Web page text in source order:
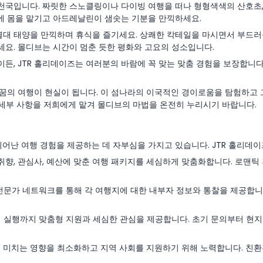
입니다. 짜릿한 스노클링이나 다이빙 여행을 떠나 형형색색의 산호
몸을 맡기고 아드레날린이 샘솟는 기분을 만끽하세요.
태양을 만끽하며 휴식을 즐기세요. 상쾌한 칵테일을 마시면서 부드
. 몰디브는 시간이 멈춘 듯한 평화와 고요의 성소입니다.
, JTR 홀리데이즈는 여러분의 바람에 꼭 맞는 맞춤 경험을 보장합
의 여행이 현실이 됩니다. 이 섬나라의 이국적인 경이로움을 탐험하
사항을 저희에게 맡겨 몰디브의 마법을 온전히 누리시기 바랍니다.
난 여행 경험을 제공하는 데 자부심을 가지고 있습니다. JTR 홀리데
, 관심사, 예산에 맞춘 여행 패키지를 세심하게 맞춤화합니다. 로맨
가 네트워크를 통해 각 여행지에 대한 내부자 정보와 통찰을 제공합
행까지 맞춤형 지원과 세심한 관심을 제공합니다. 초기 문의부터 현
치는 영향을 최소화하고 지역 사회를 지원하기 위해 노력합니다. 친